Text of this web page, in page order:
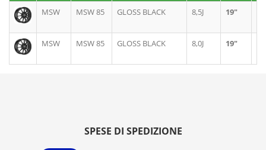
MSW MSW 85 GLOSS BLACK 8,5J 19"
MSW MSW 85 GLOSS BLACK 8,0J 19"
SPESE DI SPEDIZIONE